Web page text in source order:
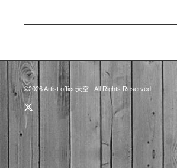
©2026Artist office天空 . All Rights Reserved.